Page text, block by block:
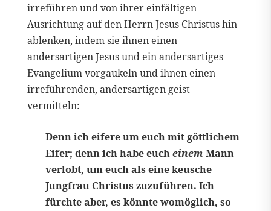
irreführen und von ihrer einfältigen
Ausrichtung auf den Herrn Jesus Christus hin
ablenken, indem sie ihnen einen
andersartigen Jesus und ein andersartiges
Evangelium vorgaukeln und ihnen einen
irreführenden, andersartigen geist
vermitteln:
Denn ich eifere um euch mit göttlichem
Eifer; denn ich habe eucheinem Mann
verlobt, um euch als eine keusche
Jungfrau Christus zuzuführen. Ich
fürchte aber, es könnte womöglich, so